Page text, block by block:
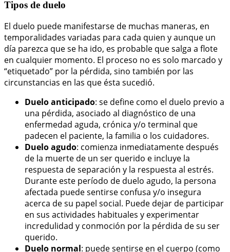
Tipos de duelo
El duelo puede manifestarse de muchas maneras, en
temporalidades variadas para cada quien y aunque un
día parezca que se ha ido, es probable que salga a flote
en cualquier momento. El proceso no es solo marcado y
“etiquetado” por la pérdida, sino también por las
circunstancias en las que ésta sucedió.
Duelo anticipado: se define como el duelo previo a
una pérdida, asociado al diagnóstico de una
enfermedad aguda, crónica y/o terminal que
padecen el paciente, la familia o los cuidadores.
Duelo agudo: comienza inmediatamente después
de la muerte de un ser querido e incluye la
respuesta de separación y la respuesta al estrés.
Durante este período de duelo agudo, la persona
afectada puede sentirse confusa y/o insegura
acerca de su papel social. Puede dejar de participar
en sus actividades habituales y experimentar
incredulidad y conmoción por la pérdida de su ser
querido.
Duelo normal: puede sentirse en el cuerpo (como